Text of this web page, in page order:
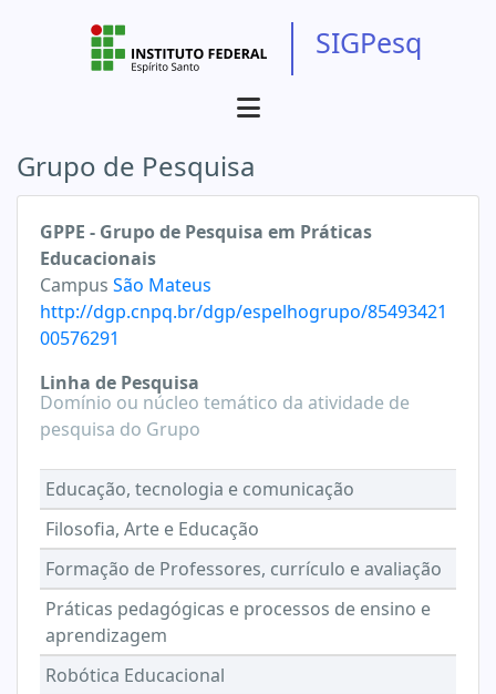
SIGPesq
Grupo de Pesquisa
GPPE - Grupo de Pesquisa em Práticas
Educacionais
Campus São Mateus
http://dgp.cnpq.br/dgp/espelhogrupo/85493421
00576291
Linha de Pesquisa
Domínio ou núcleo temático da atividade de
pesquisa do Grupo
Educação, tecnologia e comunicação
Filosofia, Arte e Educação
Formação de Professores, currículo e avaliação
Práticas pedagógicas e processos de ensino e
aprendizagem
Robótica Educacional